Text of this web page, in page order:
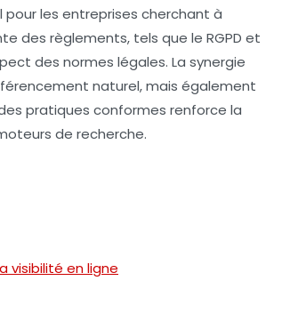
les entreprises cherchant à
des règlements, tels que le RGPD et
des normes légales. La synergie
naturel, mais également
pratiques conformes renforce la
de recherche.
visibilité en ligne